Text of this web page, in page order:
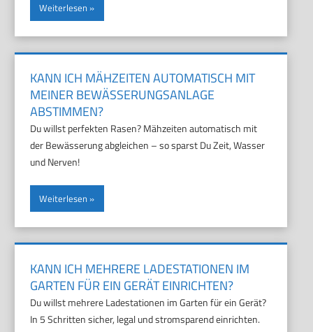
Weiterlesen
KANN ICH MÄHZEITEN AUTOMATISCH MIT
MEINER BEWÄSSERUNGSANLAGE
ABSTIMMEN?
Du willst perfekten Rasen? Mähzeiten automatisch mit
der Bewässerung abgleichen – so sparst Du Zeit, Wasser
und Nerven!
Weiterlesen
KANN ICH MEHRERE LADESTATIONEN IM
GARTEN FÜR EIN GERÄT EINRICHTEN?
Du willst mehrere Ladestationen im Garten für ein Gerät?
In 5 Schritten sicher, legal und stromsparend einrichten.